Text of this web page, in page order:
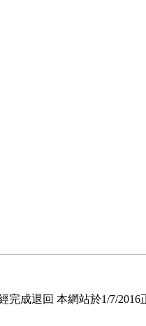
成退回 本網站於1/7/2016